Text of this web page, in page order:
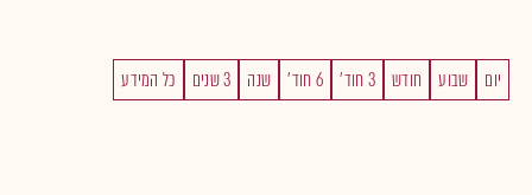
יום שבוע חודש 3 חוד' 6 חוד' שנה 3 שנים כל המידע